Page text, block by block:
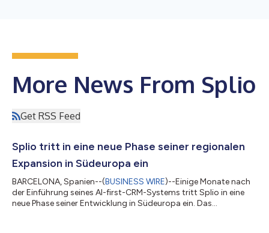
More News From Splio
Get RSS Feed
Splio tritt in eine neue Phase seiner regionalen
Expansion in Südeuropa ein
BARCELONA, Spanien--(BUSINESS WIRE)--Einige Monate nach
der Einführung seines AI-first-CRM-Systems tritt Splio in eine
neue Phase seiner Entwicklung in Südeuropa ein. Das